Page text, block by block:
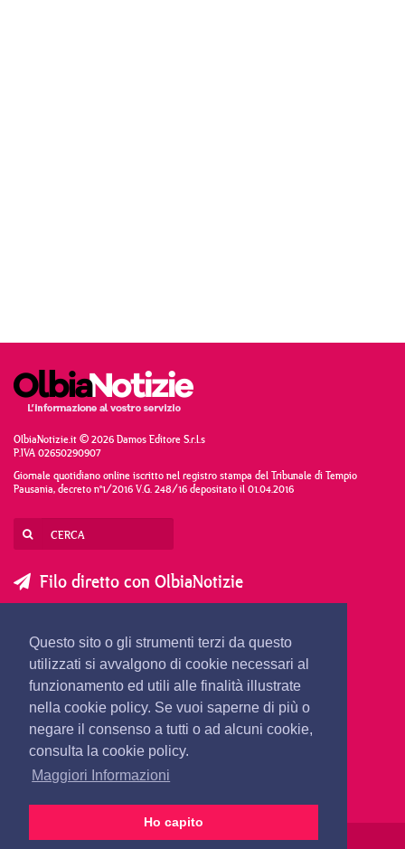
Questo sito o gli strumenti terzi da questo
utilizzati si avvalgono di cookie necessari al
funzionamento ed utili alle finalità illustrate
nella cookie policy. Se vuoi saperne di più o
negare il consenso a tutti o ad alcuni cookie,
consulta la cookie policy.
Maggiori Informazioni
Ho capito
OlbiaNotizie.it © 2026 Damos Editore S.r.l.s
P.IVA 02650290907
Giornale quotidiano online iscritto nel registro stampa del Tribunale di Tempio
Pausania, decreto n°1/2016 V.G. 248/16 depositato il 01.04.2016
Filo diretto con OlbiaNotizie
SEGNALA UNA NOTIZIA
SEGNALA UN EVENTO
redazione@olbianotizie.it